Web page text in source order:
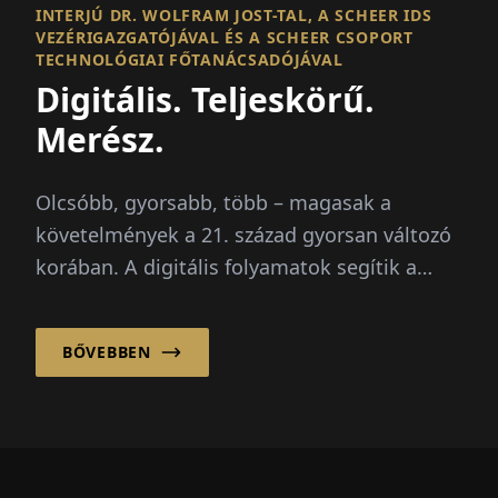
INTERJÚ DR. WOLFRAM JOST-TAL, A SCHEER IDS
VEZÉRIGAZGATÓJÁVAL ÉS A SCHEER CSOPORT
TECHNOLÓGIAI FŐTANÁCSADÓJÁVAL
Digitális. Teljeskörű.
Merész.
Olcsóbb, gyorsabb, több – magasak a
követelmények a 21. század gyorsan változó
korában. A digitális folyamatok segítik a
BŐVEBBEN